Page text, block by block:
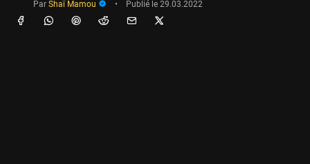
Par Shaï Mamou • Publié le 29.03.2022